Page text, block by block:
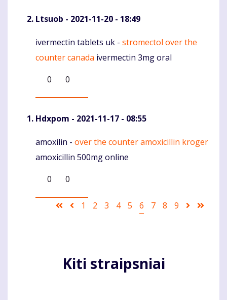
Ltsuob - 2021-11-20 - 18:49
Komentaras
ivermectin tablets uk - stromectol over the
counter canada ivermectin 3mg oral
0
0
Hdxpom - 2021-11-17 - 08:55
Komentaras
amoxilin - over the counter amoxicillin kroger
amoxicillin 500mg online
0
0
Pagination
First Ankstesnis
Puslapis
1 Puslapis
2 Puslapis
3 Puslapis
4 Puslapis
5
Current
6 Puslapis
7 Puslapis
8 Puslapis
9
Sekantis
Kiti straipsniai